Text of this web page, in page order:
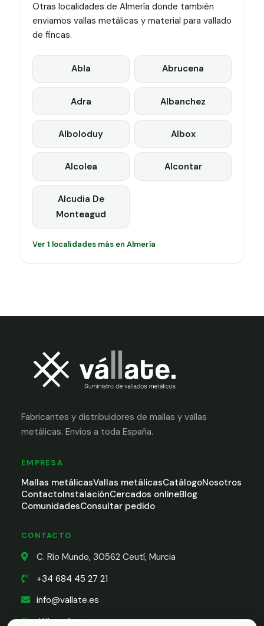
Otras localidades de Almería donde también
enviamos vallas metálicas y material para vallado
de fincas.
Abla Abrucena
Adra Albanchez
Alboloduy Albox
Alcolea Alcontar
Alcudia De
Monteagud
Ver 1 localidades más en Almería
Fabricantes y distribuidores de mallas y vallas
metálicas. Envíos a toda España.
EMPRESA
Mallas metálicasVallas metálicasCatálogoNosotros
ContactoInstalaciónCercados onlineBlog
ComunidadesConsultar pedido
CONTACTO
C. Río Mundo, 30562 Ceutí, Murcia
+34 684 45 27 21
info@vallate.es
WhatsApp